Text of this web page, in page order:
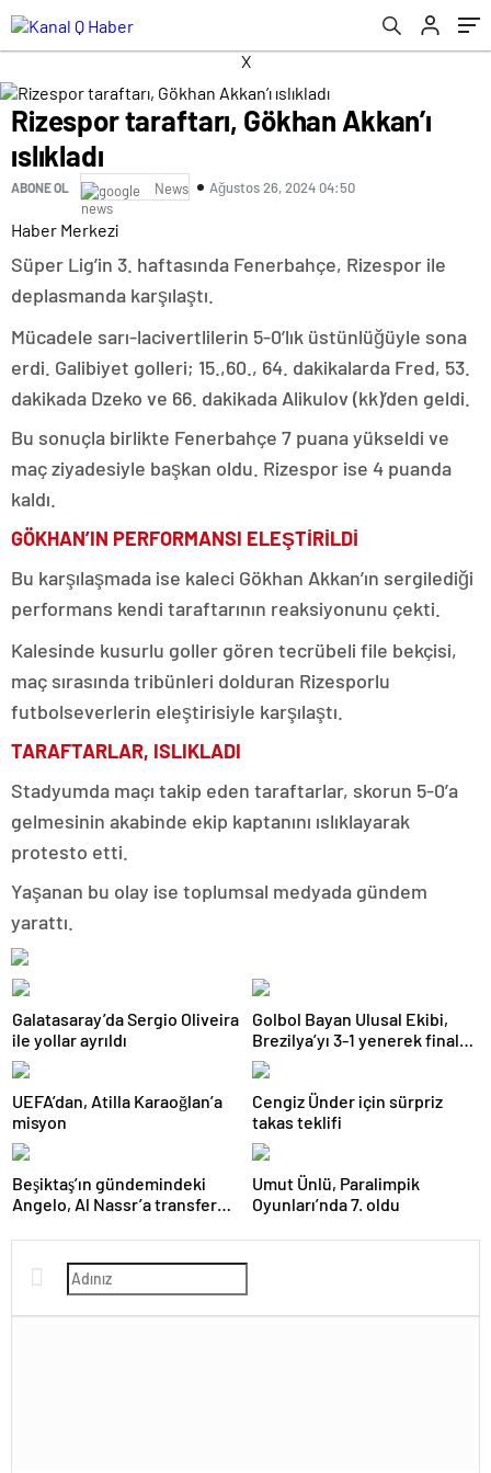
X
Rizespor taraftarı, Gökhan Akkan’ı
ıslıkladı
ABONE OL News Ağustos 26, 2024 04:50
Haber Merkezi
Süper Lig’in 3. haftasında Fenerbahçe, Rizespor ile
deplasmanda karşılaştı.
Mücadele sarı-lacivertlilerin 5-0’lık üstünlüğüyle sona
erdi. Galibiyet golleri; 15.,60., 64. dakikalarda Fred, 53.
dakikada Dzeko ve 66. dakikada Alikulov (kk)’den geldi.
Bu sonuçla birlikte Fenerbahçe 7 puana yükseldi ve
maç ziyadesiyle başkan oldu. Rizespor ise 4 puanda
kaldı.
GÖKHAN’IN PERFORMANSI ELEŞTİRİLDİ
Bu karşılaşmada ise kaleci Gökhan Akkan’ın sergilediği
performans kendi taraftarının reaksiyonunu çekti.
Kalesinde kusurlu goller gören tecrübeli file bekçisi,
maç sırasında tribünleri dolduran Rizesporlu
futbolseverlerin eleştirisiyle karşılaştı.
TARAFTARLAR, ISLIKLADI
Stadyumda maçı takip eden taraftarlar, skorun 5-0’a
gelmesinin akabinde ekip kaptanını ıslıklayarak
protesto etti.
Yaşanan bu olay ise toplumsal medyada gündem
yarattı.
Galatasaray’da Sergio Oliveira
ile yollar ayrıldı
Golbol Bayan Ulusal Ekibi,
Brezilya’yı 3-1 yenerek finale
yükseldi
UEFA’dan, Atilla Karaoğlan’a
misyon
Cengiz Ünder için sürpriz
takas teklifi
Beşiktaş’ın gündemindeki
Angelo, Al Nassr’a transfer
Umut Ünlü, Paralimpik
Oyunları’nda 7. oldu